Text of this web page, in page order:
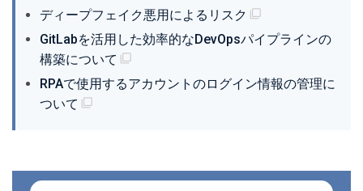
ディープフェイク悪用によるリスク
GitLabを活用した効率的なDevOpsパイプラインの
構築について
RPAで使用するアカウントのログイン情報の管理に
ついて